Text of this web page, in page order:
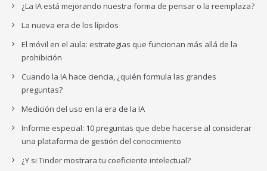
¿La IA está mejorando nuestra forma de pensar o la reemplaza?
La nueva era de los lípidos
El móvil en el aula: estrategias que funcionan más allá de la
prohibición
Cuando la IA hace ciencia, ¿quién formula las grandes
preguntas?
Medición del uso en la era de la IA
Informe especial: 10 preguntas que debe hacerse al considerar
una plataforma de gestión del conocimiento
¿Y si Tinder mostrara tu coeficiente intelectual?